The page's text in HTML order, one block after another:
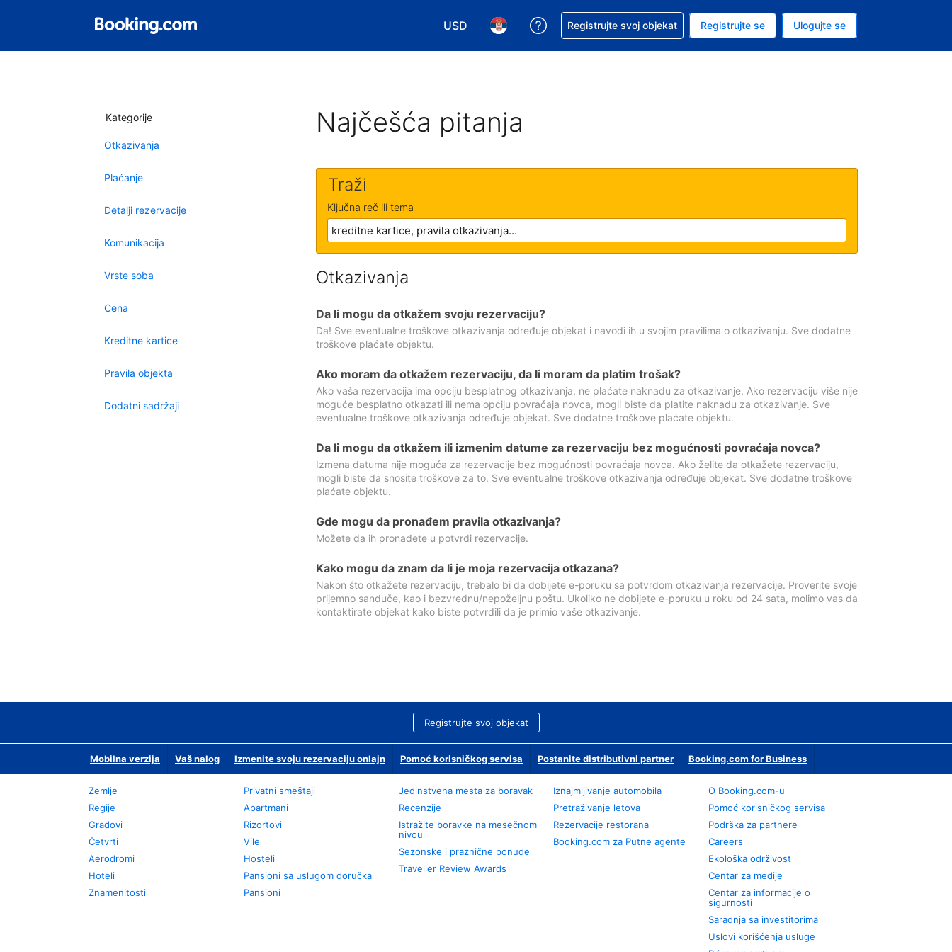
USD
Izaberite valutu. Vaša trenutna valuta je američki dolar
Izaberite jezik. Vaš trenutni jezik je Srpskom
Zatražite pomoć u vezi sa rezervacijom
Registrujte svoj objekat Registrujte se Ulogujte se
Kategorije
Otkazivanja
Plaćanje
Detalji rezervacije
Komunikacija
Vrste soba
Cena
Kreditne kartice
Pravila objekta
Dodatni sadržaji
Najčešća pitanja
Traži
Ključna reč ili tema
Otkazivanja
Da li mogu da otkažem svoju rezervaciju?
Da! Sve eventualne troškove otkazivanja određuje objekat i navodi ih u svojim pravilima o otkazivanju. Sve dodatne
troškove plaćate objektu.
Ako moram da otkažem rezervaciju, da li moram da platim trošak?
Ako vaša rezervacija ima opciju besplatnog otkazivanja, ne plaćate naknadu za otkazivanje. Ako rezervaciju više nije
moguće besplatno otkazati ili nema opciju povraćaja novca, mogli biste da platite naknadu za otkazivanje. Sve
eventualne troškove otkazivanja određuje objekat. Sve dodatne troškove plaćate objektu.
Da li mogu da otkažem ili izmenim datume za rezervaciju bez mogućnosti povraćaja novca?
Izmena datuma nije moguća za rezervacije bez mogućnosti povraćaja novca. Ako želite da otkažete rezervaciju,
mogli biste da snosite troškove za to. Sve eventualne troškove otkazivanja određuje objekat. Sve dodatne troškove
plaćate objektu.
Gde mogu da pronađem pravila otkazivanja?
Možete da ih pronađete u potvrdi rezervacije.
Kako mogu da znam da li je moja rezervacija otkazana?
Nakon što otkažete rezervaciju, trebalo bi da dobijete e-poruku sa potvrdom otkazivanja rezervacije. Proverite svoje
prijemno sanduče, kao i bezvrednu/nepoželjnu poštu. Ukoliko ne dobijete e-poruku u roku od 24 sata, molimo vas da
kontaktirate objekat kako biste potvrdili da je primio vaše otkazivanje.
Registrujte svoj objekat
Mobilna verzija Vaš nalog Izmenite svoju rezervaciju onlajn Pomoć korisničkog servisa Postanite distributivni partner Booking.com for Business
Zemlje
Regije
Gradovi
Četvrti
Aerodromi
Hoteli
Znamenitosti
Privatni smeštaji
Apartmani
Rizortovi
Vile
Hosteli
Pansioni sa uslugom doručka
Pansioni
Jedinstvena mesta za boravak
Recenzije
Istražite boravke na mesečnom
nivou
Sezonske i praznične ponude
Traveller Review Awards
Iznajmljivanje automobila
Pretraživanje letova
Rezervacije restorana
Booking.com za Putne agente
О Booking.com-u
Pomoć korisničkog servisa
Podrška za partnere
Careers
Ekološka održivost
Centar za medije
Centar za informacije o
sigurnosti
Saradnja sa investitorima
Uslovi korišćenja usluge